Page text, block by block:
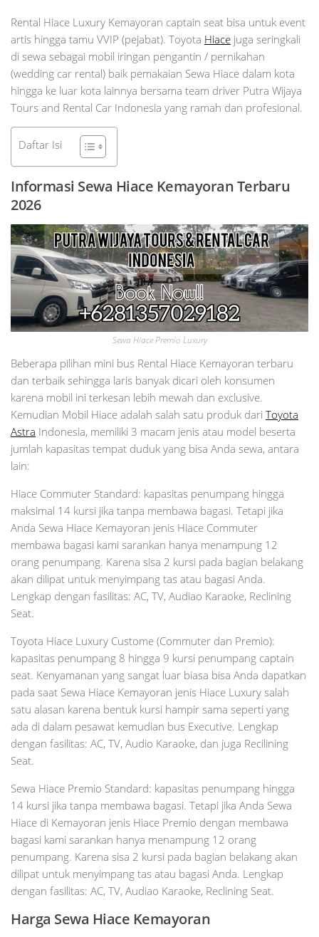
Rental Hiace Luxury Kemayoran captain seat bisa untuk event
artis hingga tamu VVIP (pejabat). Toyota Hiace juga seringkali
di sewa sebagai mobil iringan pengantin / pernikahan
(wedding car rental) baik pemakaian Sewa Hiace dalam kota
hingga ke luar kota lainnya bersama team driver Putra Wijaya
Tours and Rental Car Indonesia yang ramah dan profesional.
Daftar Isi
Informasi Sewa Hiace Kemayoran Terbaru
2026
Sewa Hiace Premio Luxury
Beberapa pilihan mini bus Rental Hiace Kemayoran terbaru
dan terbaik sehingga laris banyak dicari oleh konsumen
karena mobil ini terkesan lebih mewah dan exclusive.
Kemudian Mobil Hiace adalah salah satu produk dari Toyota
Astra Indonesia, memiliki 3 macam jenis atau model beserta
jumlah kapasitas tempat duduk yang bisa Anda sewa, antara
lain:
Hiace Commuter Standard: kapasitas penumpang hingga
maksimal 14 kursi jika tanpa membawa bagasi. Tetapi jika
Anda Sewa Hiace Kemayoran jenis Hiace Commuter
membawa bagasi kami sarankan hanya menampung 12
orang penumpang. Karena sisa 2 kursi pada bagian belakang
akan dilipat untuk menyimpang tas atau bagasi Anda.
Lengkap dengan fasilitas: AC, TV, Audiao Karaoke, Reclining
Seat.
Toyota Hiace Luxury Custome (Commuter dan Premio):
kapasitas penumpang 8 hingga 9 kursi penumpang captain
seat. Kenyamanan yang sangat luar biasa bisa Anda dapatkan
pada saat Sewa Hiace Kemayoran jenis Hiace Luxury salah
satu alasan karena bentuk kursi hampir sama seperti yang
ada di dalam pesawat kemudian bus Executive. Lengkap
dengan fasilitas: AC, TV, Audio Karaoke, dan juga Recilining
Seat.
Sewa Hiace Premio Standard: kapasitas penumpang hingga
14 kursi jika tanpa membawa bagasi. Tetapi jika Anda Sewa
Hiace di Kemayoran jenis Hiace Premio dengan membawa
bagasi kami sarankan hanya menampung 12 orang
penumpang. Karena sisa 2 kursi pada bagian belakang akan
dilipat untuk menyimpang tas atau bagasi Anda. Lengkap
dengan fasilitas: AC, TV, Audiao Karaoke, Reclining Seat.
Harga Sewa Hiace Kemayoran